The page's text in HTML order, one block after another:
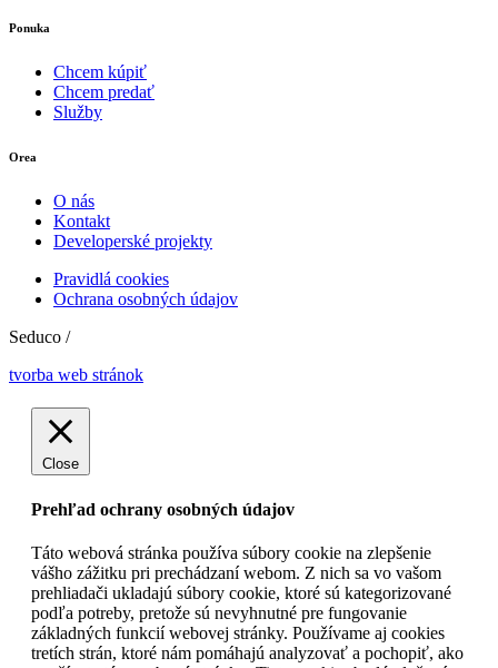
Ponuka
Chcem kúpiť
Chcem predať
Služby
Orea
O nás
Kontakt
Developerské projekty
Pravidlá cookies
Ochrana osobných údajov
Seduco /
tvorba web stránok
Close
Prehľad ochrany osobných údajov
Táto webová stránka používa súbory cookie na zlepšenie
vášho zážitku pri prechádzaní webom. Z nich sa vo vašom
prehliadači ukladajú súbory cookie, ktoré sú kategorizované
podľa potreby, pretože sú nevyhnutné pre fungovanie
základných funkcií webovej stránky. Používame aj cookies
tretích strán, ktoré nám pomáhajú analyzovať a pochopiť, ako